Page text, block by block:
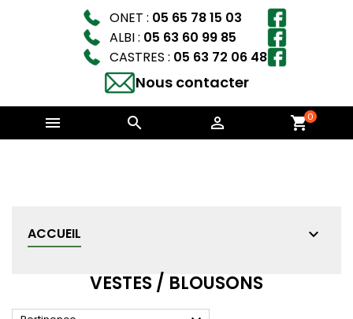
ONET : 05 65 78 15 03
ALBI : 05 63 60 99 85
CASTRES : 05 63 72 06 48
Nous contacter
   shopping_cart0
ACCUEIL
VESTES / BLOUSONS